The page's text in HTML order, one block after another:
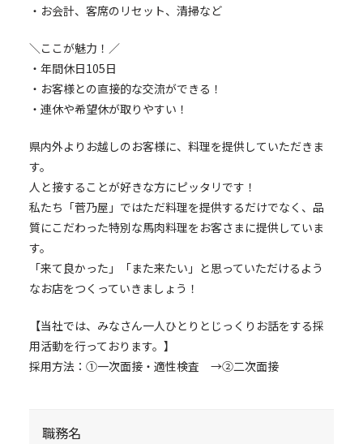
・お会計、客席のリセット、清掃など
＼ここが魅力！／
・年間休日105日
・お客様との直接的な交流ができる！
・連休や希望休が取りやすい！
県内外よりお越しのお客様に、料理を提供していただきま
す。
人と接することが好きな方にピッタリです！
私たち「菅乃屋」ではただ料理を提供するだけでなく、品
質にこだわった特別な馬肉料理をお客さまに提供していま
す。
「来て良かった」「また来たい」と思っていただけるよう
なお店をつくっていきましょう！
【当社では、みなさん一人ひとりとじっくりお話をする採
用活動を行っております。】
採用方法：①一次面接・適性検査 →②二次面接
職務名